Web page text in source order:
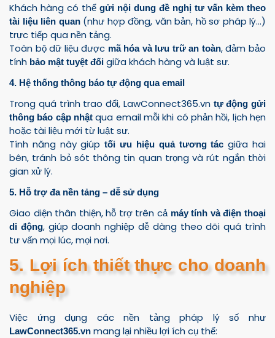
Khách hàng có thể gửi nội dung đề nghị tư vấn kèm theo
tài liệu liên quan(như hợp đồng, văn bản, hồ sơ pháp lý…)
trực tiếp qua nền tảng.
Toàn bộ dữ liệu được mã hóa và lưu trữ an toàn, đảm bảo
tính bảo mật tuyệt đối giữa khách hàng và luật sư.
4. Hệ thống thông báo tự động qua email
Trong quá trình trao đổi, LawConnect365.vn tự động gửi
thông báo cập nhật qua email mỗi khi có phản hồi, lịch hẹn
hoặc tài liệu mới từ luật sư.
Tính năng này giúptối ưu hiệu quả tương tác giữa hai
bên, tránh bỏ sót thông tin quan trọng và rút ngắn thời
gian xử lý.
5. Hỗ trợ đa nền tảng – dễ sử dụng
Giao diện thân thiện, hỗ trợ trên cả máy tính và điện thoại
di động, giúp doanh nghiệp dễ dàng theo dõi quá trình
tư vấn mọi lúc, mọi nơi.
5. Lợi ích thiết thực cho doanh
nghiệp
Việc ứng dụng các nền tảng pháp lý số như
LawConnect365.vn mang lại nhiều lợi ích cụ thể: